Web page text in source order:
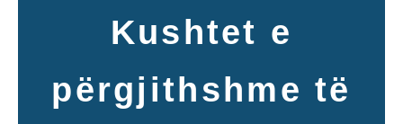
Kushtet e
përgjithshme të